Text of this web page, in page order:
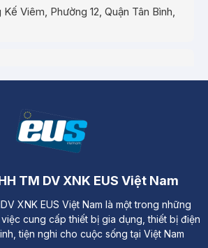
Viêm, Phường 12, Quận Tân Bình,
TM DV XNK EUS Việt Nam
XNK EUS Việt Nam là một trong những
cung cấp thiết bị gia dụng, thiết bị điện
tiện nghi cho cuộc sống tại Việt Nam